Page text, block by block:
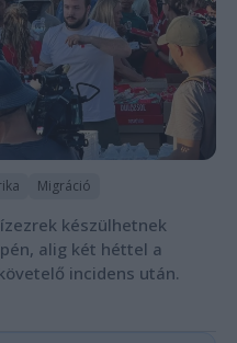
Migráció
készülhetnek
alig két héttel a
incidens után.